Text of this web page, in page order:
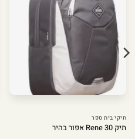
תיקי בית ספר
תיק Rene 30 אפור בהיר